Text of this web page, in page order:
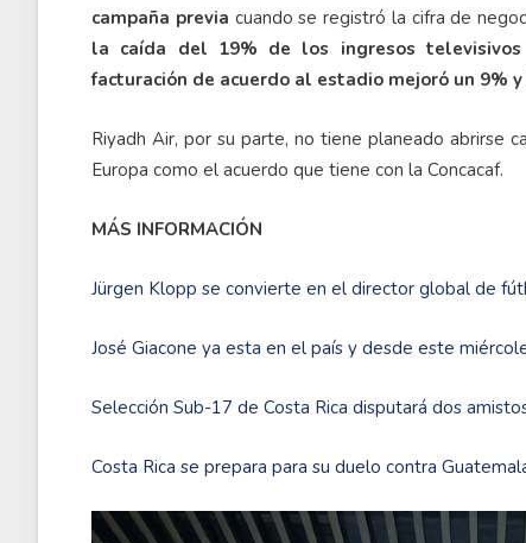
campaña previa cuando se registró la cifra de
la caída del 19% de los ingresos
facturación de acuerdo al estadio mejoró un 9%
Riyadh Air, por su parte, no tiene planeado abrirse
Europa como el acuerdo que tiene con la Concacaf.
MÁS INFORMACIÓN
Jürgen Klopp se convierte en el director global de
José Giacone ya esta en el país y desde este
Selección Sub-17 de Costa Rica disputará dos
Costa Rica se prepara para su duelo contra